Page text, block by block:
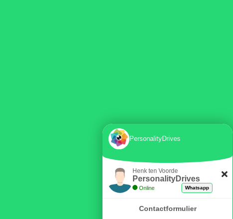
PersonalityDrives
Henk ten Voorde
PersonalityDrives
Online Whatsapp
Contactformulier